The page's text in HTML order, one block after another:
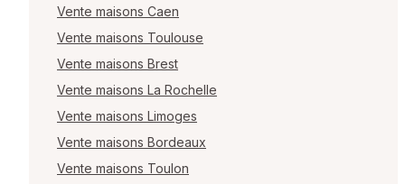
Vente maisons Caen
Vente maisons Toulouse
Vente maisons Brest
Vente maisons La Rochelle
Vente maisons Limoges
Vente maisons Bordeaux
Vente maisons Toulon